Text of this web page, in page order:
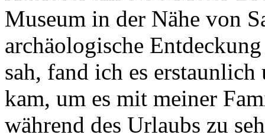
Museum in der Nähe von
archäologische
sah, fand ich es
kam, um es mit meiner
während des Urlaubs zu